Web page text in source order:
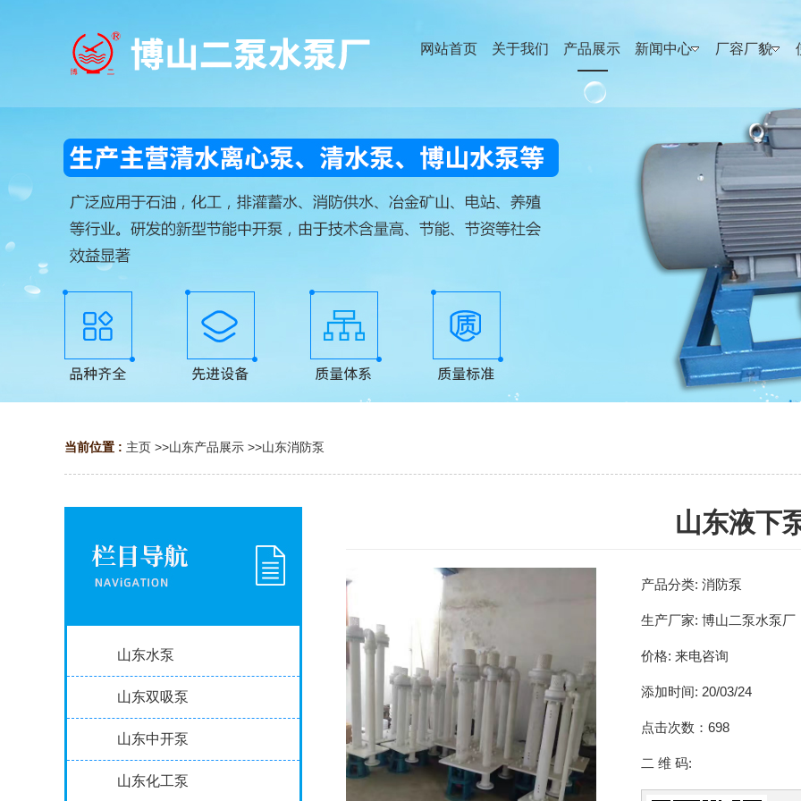
网站首页 关于我们 产品展示 新闻中心 厂容厂貌
当前位置 : 主页 >>山东产品展示 >>山东消防泵
山东水泵
山东双吸泵
山东中开泵
山东化工泵
山东液下
产品分类: 消防泵
生产厂家: 博山二泵水泵厂
价格: 来电咨询
添加时间: 20/03/24
点击次数： 698
二 维 码: